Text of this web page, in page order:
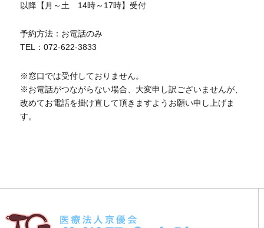
以降【月～土 14時～17時】受付
予約方法：お電話のみ
TEL：072-622-3833
※窓口では受付しておりません。
※お電話がつながらない場合、大変申し訳ございませんが、
改めてお電話を掛け直して頂きますようお願い申し上げま
す。